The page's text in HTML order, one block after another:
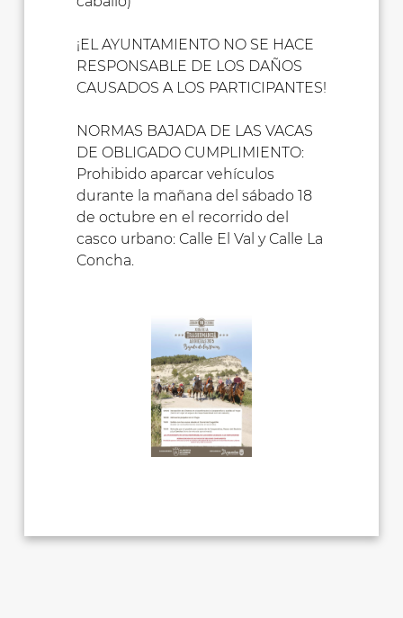
¡EL AYUNTAMIENTO NO SE HACE
RESPONSABLE DE LOS DAÑOS
CAUSADOS A LOS PARTICIPANTES!
NORMAS BAJADA DE LAS VACAS
DE OBLIGADO CUMPLIMIENTO:
Prohibido aparcar vehículos
durante la mañana del sábado 18
de octubre en el recorrido del
casco urbano: Calle El Val y Calle La
Concha.